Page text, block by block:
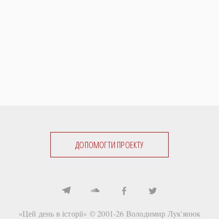
ДОПОМОГТИ ПРОЕКТУ
«Цей день в історії» © 2001-26 Володимир Лук'янюк